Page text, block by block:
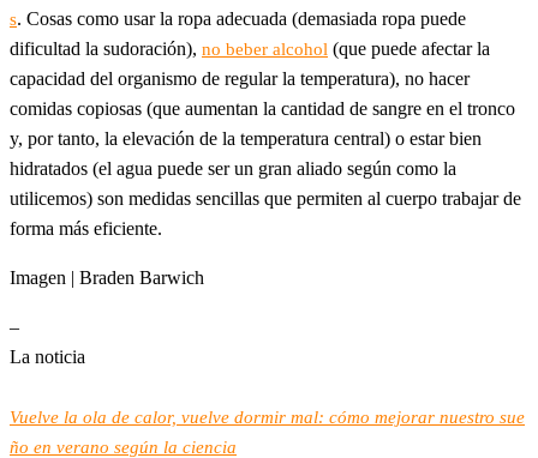
s. Cosas como usar la ropa adecuada (demasiada ropa puede
dificultad la sudoración), no beber alcohol (que puede afectar la
capacidad del organismo de regular la temperatura), no hacer
comidas copiosas (que aumentan la cantidad de sangre en el tronco
y, por tanto, la elevación de la temperatura central) o estar bien
hidratados (el agua puede ser un gran aliado según como la
utilicemos) son medidas sencillas que permiten al cuerpo trabajar de
forma más eficiente.
Imagen | Braden Barwich
–
La noticia
Vuelve la ola de calor, vuelve dormir mal: cómo mejorar nuestro sue
ño en verano según la ciencia